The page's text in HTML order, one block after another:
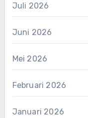
Juli 2026
Juni 2026
Mei 2026
Februari 2026
Januari 2026